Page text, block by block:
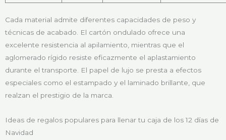
Cada material admite diferentes capacidades de peso y
técnicas de acabado. El cartón ondulado ofrece una
excelente resistencia al apilamiento, mientras que el
aglomerado rígido resiste eficazmente el aplastamiento
durante el transporte. El papel de lujo se presta a efectos
especiales como el estampado y el laminado brillante, que
realzan el prestigio de la marca.
Ideas de regalos populares para llenar tu caja de los 12 días de
Navidad